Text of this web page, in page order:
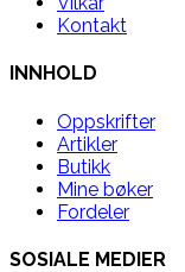
Kontakt
INNHOLD
Oppskrifter
Artikler
Butikk
Mine bøker
Fordeler
SOSIALE MEDIER